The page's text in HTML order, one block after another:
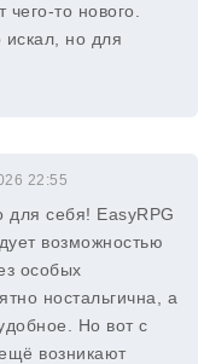
чего-то нового.
искал, но для
22:55
для себя! EasyRPG
возможностью
особых
ностальгична, а
Но вот с
возникают